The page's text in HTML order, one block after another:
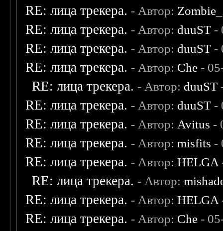
RE: лица трекера. - Автор:
RE: лица трекера. - Автор: duuST -
RE: лица трекера. - Автор: duuST -
RE: лица трекера. - Автор: Che -
RE: лица трекера. - Автор: duuST
RE: лица трекера. - Автор: duuST -
RE: лица трекера. - Автор: Avitus -
RE: лица трекера. - Автор:misfits -
RE: лица трекера. - Автор:HELGA
RE: лица трекера. - Автор:
RE: лица трекера. - Автор:HELGA
RE: лица трекера. - Автор: Che -